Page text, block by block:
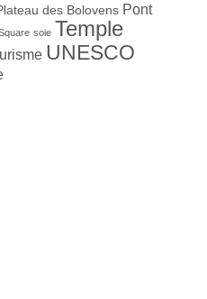
des Bolovens Pont
soie Temple
UNESCO